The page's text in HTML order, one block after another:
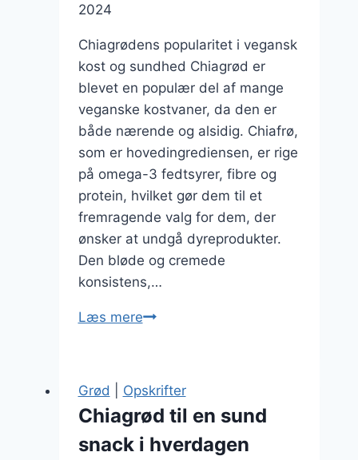
2024
Chiagrødens popularitet i vegansk
kost og sundhed Chiagrød er
blevet en populær del af mange
veganske kostvaner, da den er
både nærende og alsidig. Chiafrø,
som er hovedingrediensen, er rige
på omega-3 fedtsyrer, fibre og
protein, hvilket gør dem til et
fremragende valg for dem, der
ønsker at undgå dyreprodukter.
Den bløde og cremede
konsistens,…
Læs mereChiagrød
uden
dyreprodukter
Grød Opskrifter
Chiagrød til en sund
snack i hverdagen